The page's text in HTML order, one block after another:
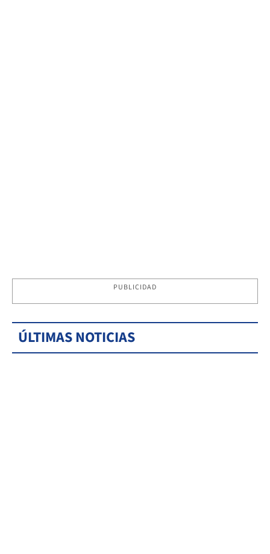
PUBLICIDAD
ÚLTIMAS NOTICIAS